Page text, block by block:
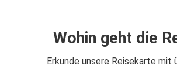
Nin
Vir
Wohin geht die
Erkunde unsere Reisekarte mit